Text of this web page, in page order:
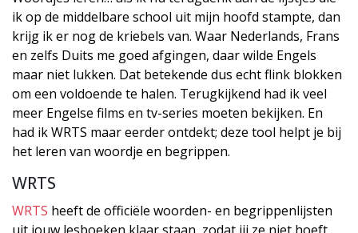
ik op de middelbare school uit mijn hoofd stampte, dan
krijg ik er nog de kriebels van. Waar Nederlands, Frans
en zelfs Duits me goed afgingen, daar wilde Engels
maar niet lukken. Dat betekende dus echt flink blokken
om een voldoende te halen. Terugkijkend had ik veel
meer Engelse films en tv-series moeten bekijken. En
had ik WRTS maar eerder ontdekt; deze tool helpt je bij
het leren van woordje en begrippen.
WRTS
WRTS heeft de officiële woorden- en begrippenlijsten